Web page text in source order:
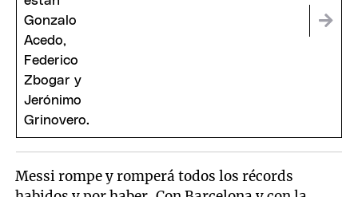
Messi rompe y romperá todos los récords